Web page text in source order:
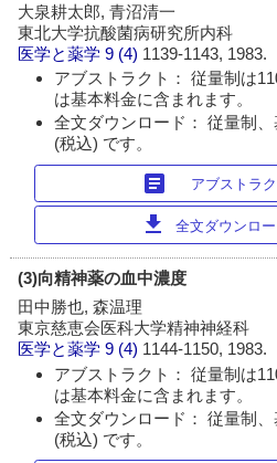
大泉耕太郎, 青沼清一
東北大学抗酸菌病研究所内科
医学と薬学 9 (4) 1139-1143, 1983.
アブストラクト： 従量制は
は基本料金に含まれます。
全文ダウンロード： 従量制
(税込) です。
article アブストラ
download 全文ダウンロ
(3)向精神薬の血中濃度
田中勝也, 森温理
東京慈恵会医科大学精神神経科
医学と薬学 9 (4) 1144-1150, 1983.
アブストラクト： 従量制は
は基本料金に含まれます。
全文ダウンロード： 従量制
(税込) です。